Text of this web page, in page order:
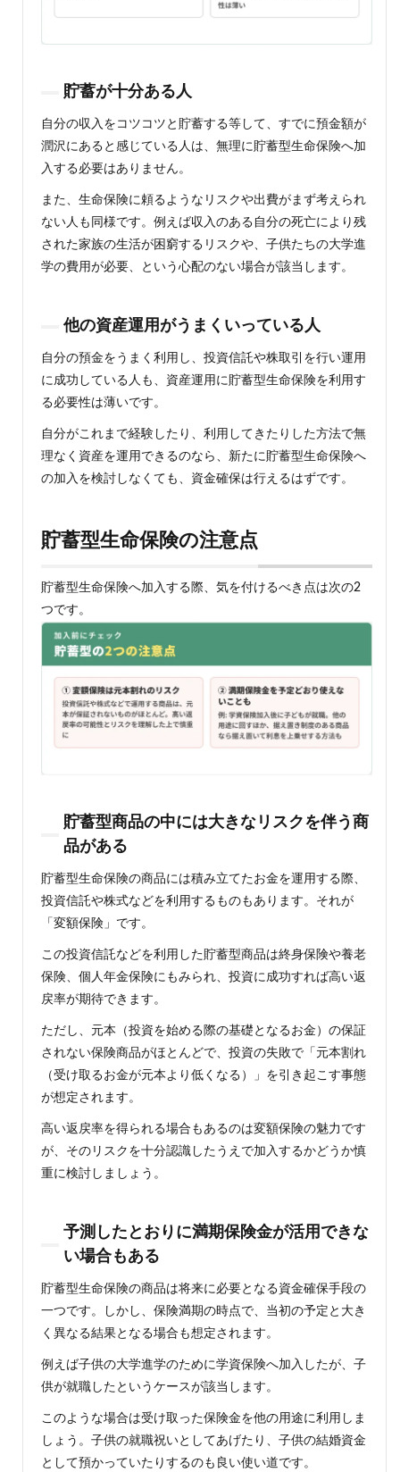
貯蓄が十分ある人
自分の収入をコツコツと貯蓄する等して、すでに預金額が
潤沢にあると感じている人は、無理に貯蓄型生命保険へ加
入する必要はありません。
また、生命保険に頼るようなリスクや出費がまず考えられ
ない人も同様です。例えば収入のある自分の死亡により残
された家族の生活が困窮するリスクや、子供たちの大学進
学の費用が必要、という心配のない場合が該当します。
他の資産運用がうまくいっている人
自分の預金をうまく利用し、投資信託や株取引を行い運用
に成功している人も、資産運用に貯蓄型生命保険を利用す
る必要性は薄いです。
自分がこれまで経験したり、利用してきたりした方法で無
理なく資産を運用できるのなら、新たに貯蓄型生命保険へ
の加入を検討しなくても、資金確保は行えるはずです。
貯蓄型生命保険の注意点
貯蓄型生命保険へ加入する際、気を付けるべき点は次の2
つです。
貯蓄型商品の中には大きなリスクを伴う商
品がある
貯蓄型生命保険の商品には積み立てたお金を運用する際、
投資信託や株式などを利用するものもあります。それが
「変額保険」です。
この投資信託などを利用した貯蓄型商品は終身保険や養老
保険、個人年金保険にもみられ、投資に成功すれば高い返
戻率が期待できます。
ただし、元本（投資を始める際の基礎となるお金）の保証
されない保険商品がほとんどで、投資の失敗で「元本割れ
（受け取るお金が元本より低くなる）」を引き起こす事態
が想定されます。
高い返戻率を得られる場合もあるのは変額保険の魅力です
が、そのリスクを十分認識したうえで加入するかどうか慎
重に検討しましょう。
予測したとおりに満期保険金が活用できな
い場合もある
貯蓄型生命保険の商品は将来に必要となる資金確保手段の
一つです。しかし、保険満期の時点で、当初の予定と大き
く異なる結果となる場合も想定されます。
例えば子供の大学進学のために学資保険へ加入したが、子
供が就職したというケースが該当します。
このような場合は受け取った保険金を他の用途に利用しま
しょう。子供の就職祝いとしてあげたり、子供の結婚資金
として預かっていたりするのも良い使い道です。